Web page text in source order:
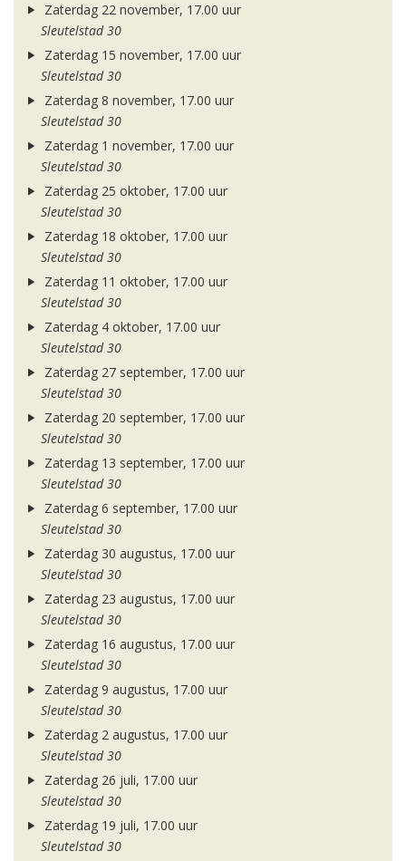
Zaterdag 22 november, 17.00 uur
Sleutelstad 30
Zaterdag 15 november, 17.00 uur
Sleutelstad 30
Zaterdag 8 november, 17.00 uur
Sleutelstad 30
Zaterdag 1 november, 17.00 uur
Sleutelstad 30
Zaterdag 25 oktober, 17.00 uur
Sleutelstad 30
Zaterdag 18 oktober, 17.00 uur
Sleutelstad 30
Zaterdag 11 oktober, 17.00 uur
Sleutelstad 30
Zaterdag 4 oktober, 17.00 uur
Sleutelstad 30
Zaterdag 27 september, 17.00 uur
Sleutelstad 30
Zaterdag 20 september, 17.00 uur
Sleutelstad 30
Zaterdag 13 september, 17.00 uur
Sleutelstad 30
Zaterdag 6 september, 17.00 uur
Sleutelstad 30
Zaterdag 30 augustus, 17.00 uur
Sleutelstad 30
Zaterdag 23 augustus, 17.00 uur
Sleutelstad 30
Zaterdag 16 augustus, 17.00 uur
Sleutelstad 30
Zaterdag 9 augustus, 17.00 uur
Sleutelstad 30
Zaterdag 2 augustus, 17.00 uur
Sleutelstad 30
Zaterdag 26 juli, 17.00 uur
Sleutelstad 30
Zaterdag 19 juli, 17.00 uur
Sleutelstad 30